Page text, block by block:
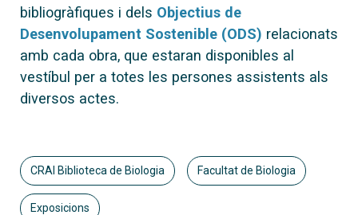
bibliogràfiques i dels Objectius de
Desenvolupament Sostenible (ODS) relacionats
amb cada obra, que estaran disponibles al
vestíbul per a totes les persones assistents als
diversos actes.
CRAI Biblioteca de Biologia Facultat de Biologia
Exposicions